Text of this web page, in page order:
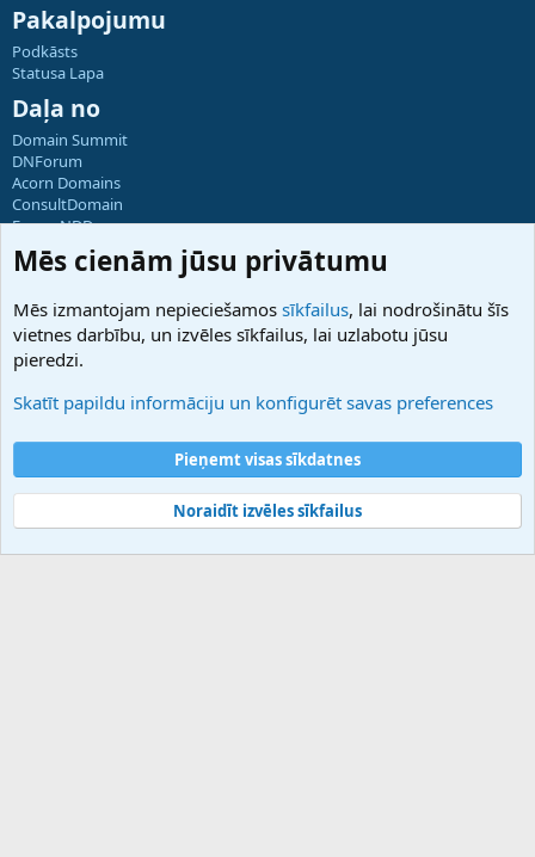
Pakalpojumu
Podkāsts
Statusa Lapa
Daļa no
Domain Summit
DNForum
Acorn Domains
ConsultDomain
ForumNDD
Domainforum.ro
27.be
Hostmaria
Atbalsts
Palīdzība
Noteikumi un nosacījumi
Privātuma politika
Community platform by XenForo® © 2010-2025 XenForo Ltd.
Mēs cienām jūsu privātumu
Mēs izmantojam nepieciešamos sīkfailus, lai nodrošinātu šīs
vietnes darbību, un izvēles sīkfailus, lai uzlabotu jūsu
pieredzi.
Skatīt papildu informāciju un konfigurēt savas preferences
Pieņemt visas sīkdatnes
Noraidīt izvēles sīkfailus